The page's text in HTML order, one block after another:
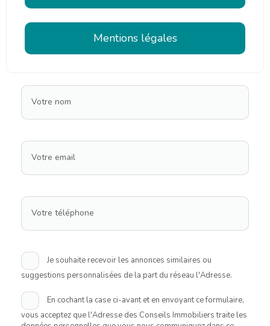
Mentions légales
Votre nom
Votre email
Votre téléphone
Je souhaite recevoir les annonces similaires ou
suggestions personnalisées de la part du réseau l'Adresse.
En cochant la case ci-avant et en envoyant ce formulaire,
vous acceptez que l'Adresse des Conseils Immobiliers traite les